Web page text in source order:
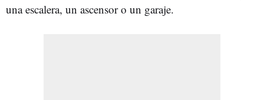
una escalera, un ascensor o un garaje.